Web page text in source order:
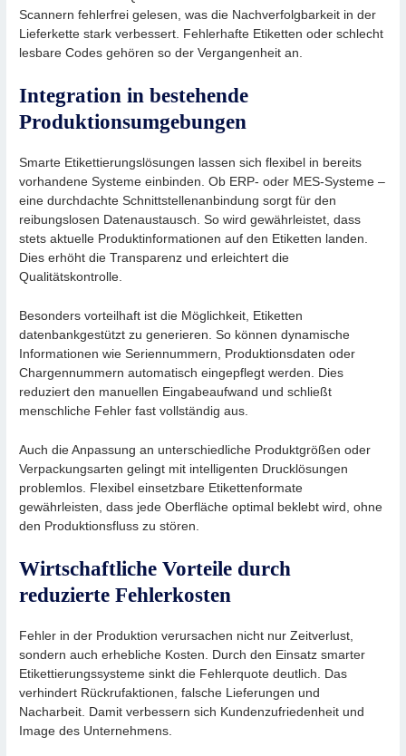
Scannern fehlerfrei gelesen, was die Nachverfolgbarkeit in der
Lieferkette stark verbessert. Fehlerhafte Etiketten oder schlecht
lesbare Codes gehören so der Vergangenheit an.
Integration in bestehende
Produktionsumgebungen
Smarte Etikettierungslösungen lassen sich flexibel in bereits
vorhandene Systeme einbinden. Ob ERP- oder MES-Systeme –
eine durchdachte Schnittstellenanbindung sorgt für den
reibungslosen Datenaustausch. So wird gewährleistet, dass
stets aktuelle Produktinformationen auf den Etiketten landen.
Dies erhöht die Transparenz und erleichtert die
Qualitätskontrolle.
Besonders vorteilhaft ist die Möglichkeit, Etiketten
datenbankgestützt zu generieren. So können dynamische
Informationen wie Seriennummern, Produktionsdaten oder
Chargennummern automatisch eingepflegt werden. Dies
reduziert den manuellen Eingabeaufwand und schließt
menschliche Fehler fast vollständig aus.
Auch die Anpassung an unterschiedliche Produktgrößen oder
Verpackungsarten gelingt mit intelligenten Drucklösungen
problemlos. Flexibel einsetzbare Etikettenformate
gewährleisten, dass jede Oberfläche optimal beklebt wird, ohne
den Produktionsfluss zu stören.
Wirtschaftliche Vorteile durch
reduzierte Fehlerkosten
Fehler in der Produktion verursachen nicht nur Zeitverlust,
sondern auch erhebliche Kosten. Durch den Einsatz smarter
Etikettierungssysteme sinkt die Fehlerquote deutlich. Das
verhindert Rückrufaktionen, falsche Lieferungen und
Nacharbeit. Damit verbessern sich Kundenzufriedenheit und
Image des Unternehmens.